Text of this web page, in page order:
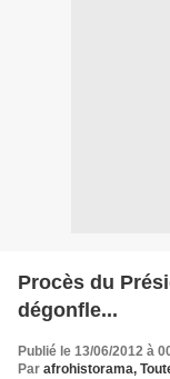
Procès du
dégonfle...
Publié le 13/06/2012 à
Par afrohistorama,